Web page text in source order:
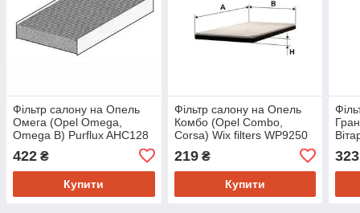
Фільтр салону на Опель
Омега (Opel Omega,
Omega B) Purflux AHC128
422 ₴
Купити
Фільтр салону на Опель
Комбо (Opel Combo,
Corsa) Wix filters WP9250
219₴
Купити
323